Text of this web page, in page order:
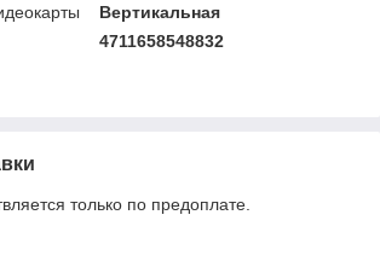
Вертикальная
4711658548832
только по предоплате.